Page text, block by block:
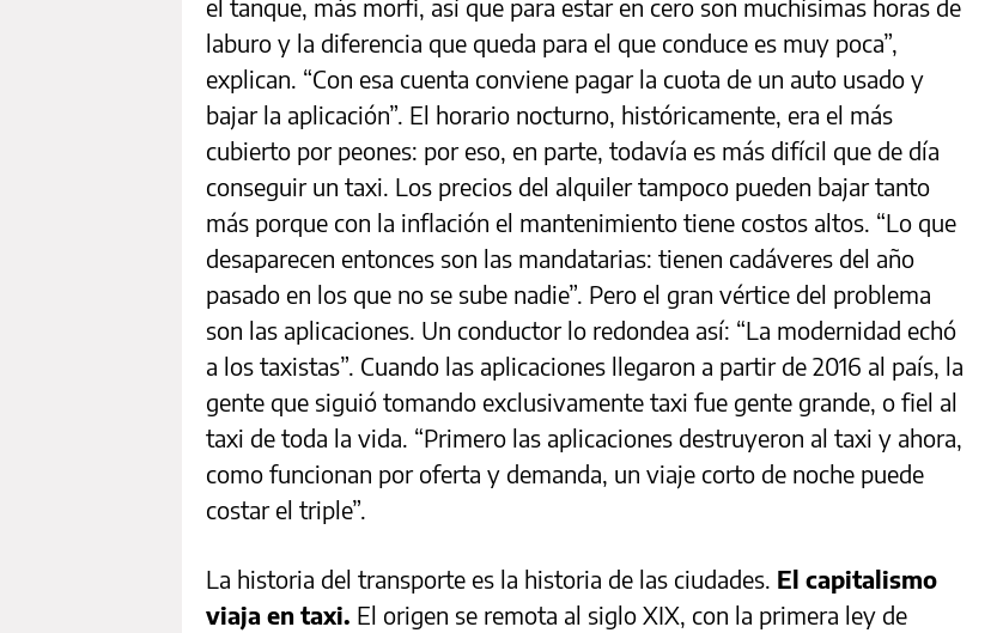
el tanque, más morfi, así que para estar en cero son muchísimas horas de
laburo y la diferencia que queda para el que conduce es muy poca”,
explican. “Con esa cuenta conviene pagar la cuota de un auto usado y
bajar la aplicación”. El horario nocturno, históricamente, era el más
cubierto por peones: por eso, en parte, todavía es más difícil que de día
conseguir un taxi. Los precios del alquiler tampoco pueden bajar tanto
más porque con la inflación el mantenimiento tiene costos altos. “Lo que
desaparecen entonces son las mandatarias: tienen cadáveres del año
pasado en los que no se sube nadie”. Pero el gran vértice del problema
son las aplicaciones. Un conductor lo redondea así: “La modernidad echó
a los taxistas”. Cuando las aplicaciones llegaron a partir de 2016 al país, la
gente que siguió tomando exclusivamente taxi fue gente grande, o fiel al
taxi de toda la vida. “Primero las aplicaciones destruyeron al taxi y ahora,
como funcionan por oferta y demanda, un viaje corto de noche puede
costar el triple”.
La historia del transporte es la historia de las ciudades. El capitalismo
viaja en taxi. El origen se remota al siglo XIX, con la primera ley de